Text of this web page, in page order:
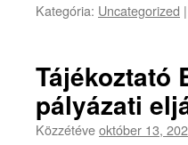
Kategória: Uncategorized |
Tájékoztató
pályázati
Közzétéveoktóber 13,